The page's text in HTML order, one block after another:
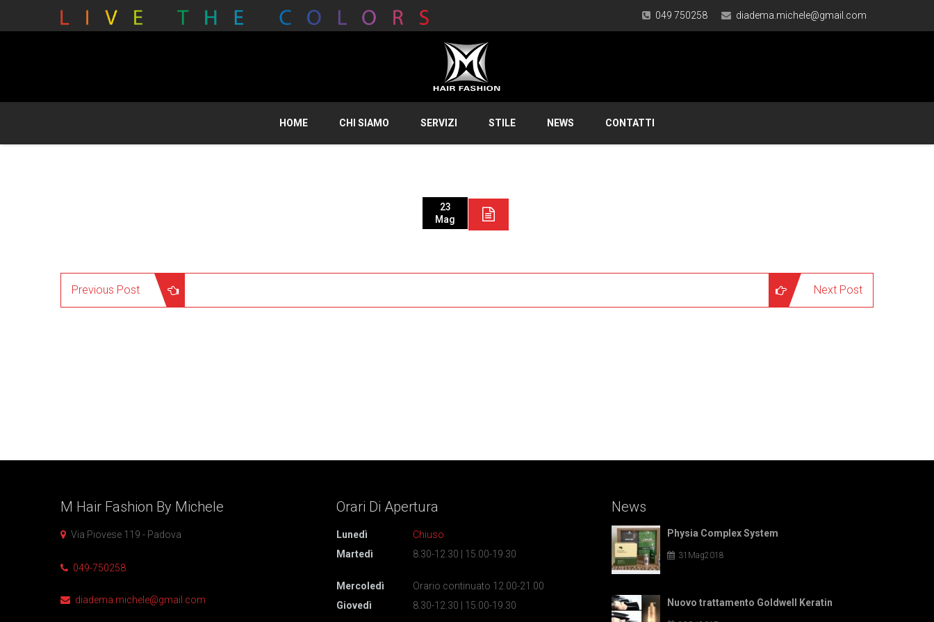
049 750258 diadema.michele@gmail.com
HOME CHI SIAMO SERVIZI STILE NEWS CONTATTI
23
Mag
Previous Post Next Post
M Hair Fashion By Michele
Via Piovese 119 - Padova
049-750258
diadema.michele@gmail.com
Orari Di Apertura
Lunedì
Chiuso
Martedì
8.30-12.30 | 15.00-19.30
Mercoledì
Orario continuato 12.00-21.00
Giovedì
8.30-12.30 | 15.00-19.30
News
Physia Complex System
31Mag2018
Nuovo trattamento Goldwell Keratin